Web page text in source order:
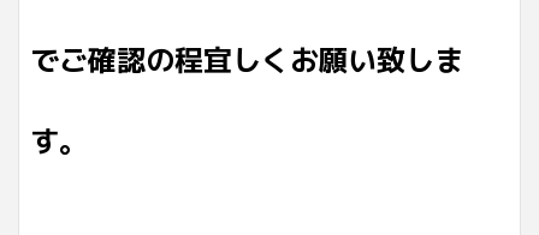
でご確認の程宜しくお願い致しま
す。